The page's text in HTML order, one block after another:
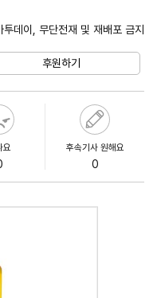
데이, 무단전재 및 재배포 금지
후원하기
요 후속기사 원해요
0